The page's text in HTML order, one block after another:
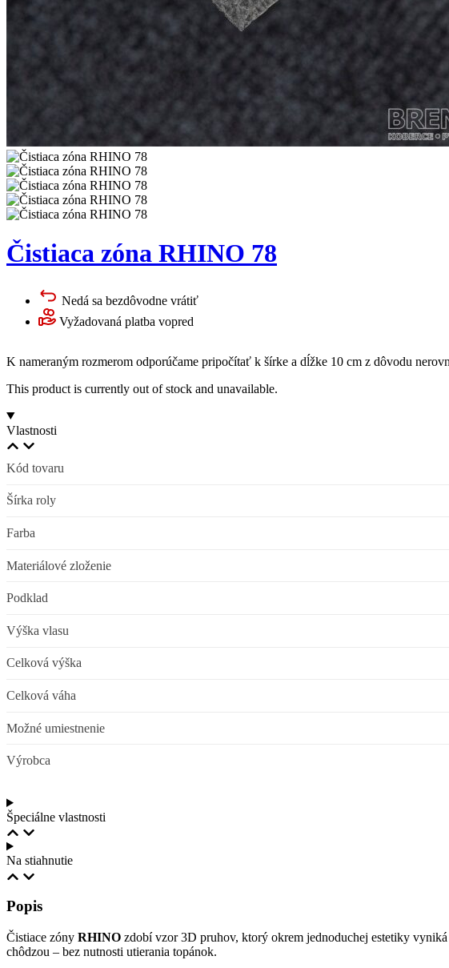
Čistiaca zóna RHINO 78
Nedá sa bezdôvodne vrátiť
Vyžadovaná platba vopred
K nameraným rozmerom odporúčame pripočítať k šírke a dĺžke 10 cm z dôvodu
This product is currently out of stock and unavailable.
Vlastnosti
Kód tovaru
Šírka roly
Farba
Materiálové zloženie
Podklad
Výška vlasu
Celková výška
Celková váha
Možné umiestnenie
Výrobca
Špeciálne vlastnosti
Na stiahnutie
Popis
Čistiace zóny RHINO zdobí vzor 3D pruhov, ktorý okrem jednoduchej estetiky
chôdzou – bez nutnosti utierania topánok.